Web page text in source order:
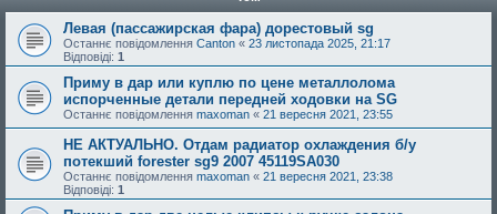
Левая (пассажирская фара) дорестовый sg
Останнє повідомлення Canton « 23 листопада 2025, 21:17
Відповіді: 1
Приму в дар или куплю по цене металлолома
испорченные детали передней ходовки на SG
Останнє повідомлення maxoman « 21 вересня 2021, 23:55
НЕ АКТУАЛЬНО. Отдам радиатор охлаждения б/у
потекший forester sg9 2007 45119SA030
Останнє повідомлення maxoman « 21 вересня 2021, 23:38
Відповіді: 1